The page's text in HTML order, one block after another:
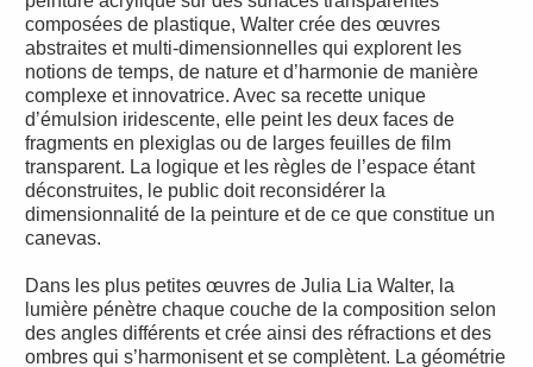
composées de plastique, Walter crée des œuvres
abstraites et multi-dimensionnelles qui explorent les
notions de temps, de nature et d’harmonie de manière
complexe et innovatrice. Avec sa recette unique
d’émulsion iridescente, elle peint les deux faces de
fragments en plexiglas ou de larges feuilles de film
transparent. La logique et les règles de l’espace étant
déconstruites, le public doit reconsidérer la
dimensionnalité de la peinture et de ce que constitue un
canevas.
Dans les plus petites œuvres de Julia Lia Walter, la
lumière pénètre chaque couche de la composition selon
des angles différents et crée ainsi des réfractions et des
ombres qui s’harmonisent et se complètent. La géométrie